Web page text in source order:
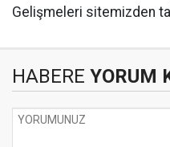
Gelişmeleri sitemizden
HABERE YORUM